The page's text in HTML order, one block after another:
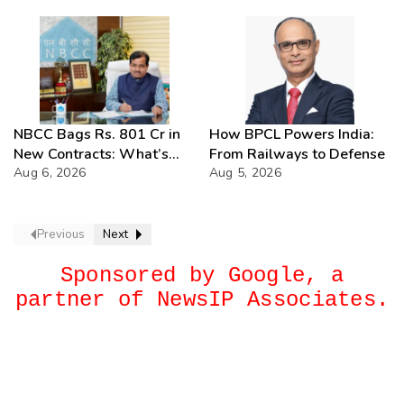
NBCC Bags Rs. 801 Cr in
New Contracts: What’s
Next?
Aug 6, 2026
How BPCL Powers India:
From Railways to Defense
Aug 5, 2026
Previous Next
Sponsored by Google, a
partner of NewsIP Associates.